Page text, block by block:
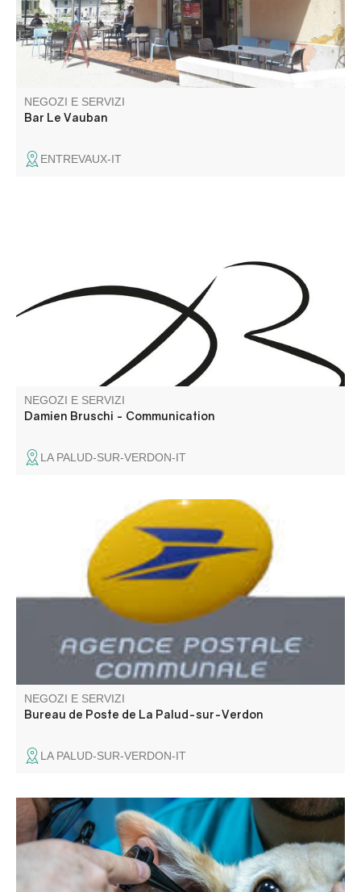
NEGOZI E SERVIZI
Bar Le Vauban
ENTREVAUX-IT
sua esperienza nel Verdon e nel turismo per consigliarvi,
progettare e produrre i vostri strumenti di comunicazione
professionale.
NEGOZI E SERVIZI
Damien Bruschi - Communication
LA PALUD-SUR-VERDON-IT
Transazioni postali e finanziarie, vendita di ricariche per
NEGOZI E SERVIZI
Bureau de Poste de La Palud-sur-Verdon
LA PALUD-SUR-VERDON-IT
Consultazioni con o senza appuntamento.